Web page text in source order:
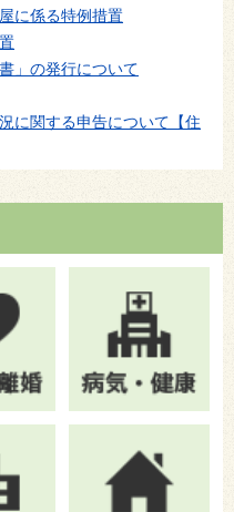
に係る特例措置
」の発行について
に関する申告について【住